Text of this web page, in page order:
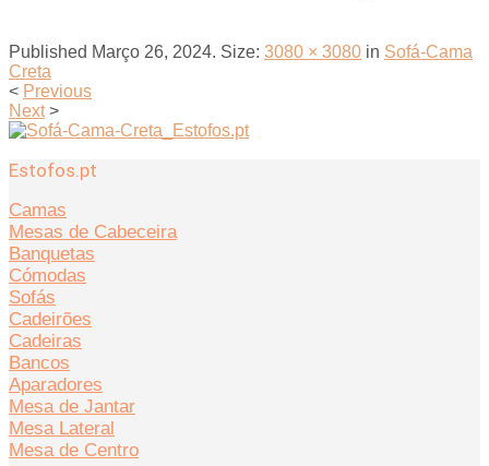
Published Março 26, 2024. Size: 3080 × 3080 in Sofá-Cama
Creta
< Previous
Next >
Estofos.pt
Camas
Mesas de Cabeceira
Banquetas
Cómodas
Sofás
Cadeirões
Cadeiras
Bancos
Aparadores
Mesa de Jantar
Mesa Lateral
Mesa de Centro